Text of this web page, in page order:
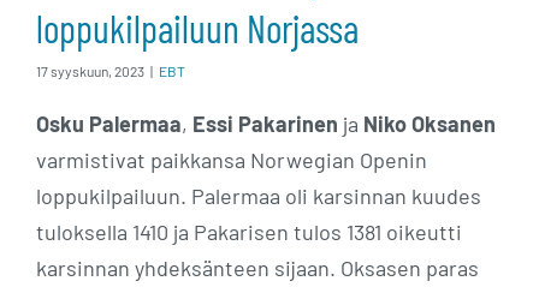
loppukilpailuun Norjassa
17 syyskuun, 2023 | EBT
Osku Palermaa, Essi Pakarinen ja Niko Oksanen
varmistivat paikkansa Norwegian Openin
loppukilpailuun. Palermaa oli karsinnan kuudes
tuloksella 1410 ja Pakarisen tulos 1381 oikeutti
karsinnan yhdeksänteen sijaan. Oksasen paras